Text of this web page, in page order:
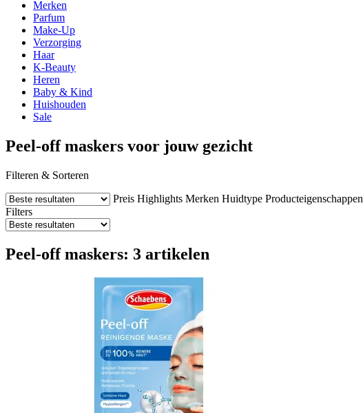
Merken
Parfum
Make-Up
Verzorging
Haar
K-Beauty
Heren
Baby & Kind
Huishouden
Sale
Peel-off maskers voor jouw gezicht
Filteren & Sorteren
Preis Highlights Merken Huidtype Producteigenschappen
Filters
Peel-off maskers: 3 artikelen